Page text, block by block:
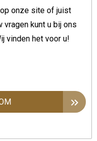
onze site of juist
vragen kunt u bij ons
vinden het voor u!